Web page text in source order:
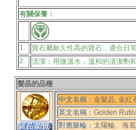
有關保養：
1.
寶石屬耐久性高的寶石，適合日
2.
清潔：用微溫水，溫和的清潔劑
髮晶的品種
中文名稱： 金髮晶, 金紅
英文名稱： Golden
對應脈輪： 太陽輪、海